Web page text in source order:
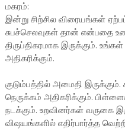
மகரம்:
இன்று சிற்சில விரையங்கள்
சுபச்செலவுகள் தான் என்பதை
திருப்திகரமாக இருக்கும்.
அதிகரிக்கும்.
குடும்பத்தில் அமைதி
நெருக்கம் அதிகரிக்கும்.
நடக்கும். உறவினர்கள் வருகை
விஷயங்களில் எதிர்பார்த்த